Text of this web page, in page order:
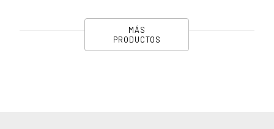
MÁS
PRODUCTOS